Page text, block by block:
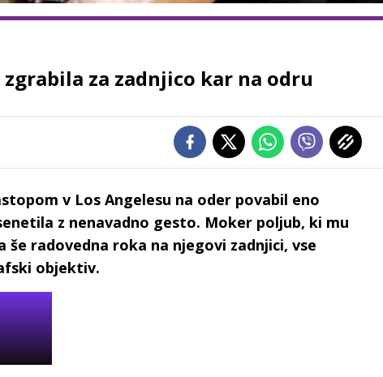
za zadnjico kar na odru
v Los Angelesu na oder povabil eno
z nenavadno gesto. Moker poljub, ki mu
radovedna roka na njegovi zadnjici, vse
objektiv.